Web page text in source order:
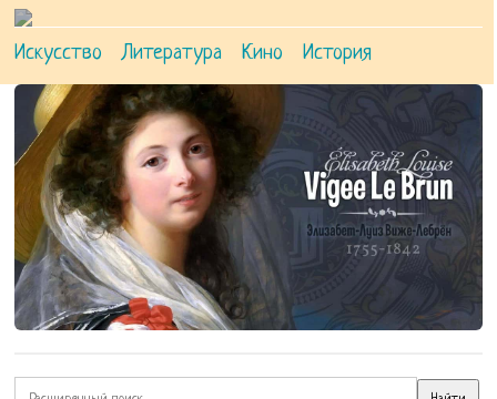
Искусство Литература Кино История